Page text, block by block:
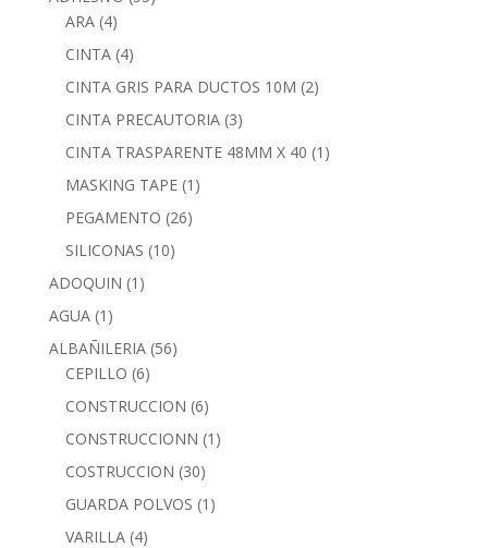
ARA (4)
CINTA (4)
CINTA GRIS PARA DUCTOS 10M (2)
CINTA PRECAUTORIA (3)
CINTA TRASPARENTE 48MM X 40 (1)
MASKING TAPE (1)
PEGAMENTO (26)
SILICONAS (10)
ADOQUIN (1)
AGUA (1)
ALBAÑILERIA (56)
CEPILLO (6)
CONSTRUCCION (6)
CONSTRUCCIONN (1)
COSTRUCCION (30)
GUARDA POLVOS (1)
VARILLA (4)